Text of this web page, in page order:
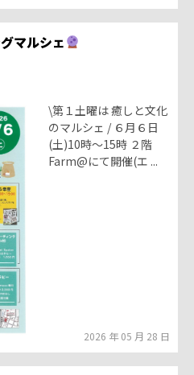
マルシェ
\第１土曜は 癒しと文化
のマルシェ / ６月６日
(土)10時～15時 ２階
Farm@にて開催(エ ...
2026 年 05 月 28 日